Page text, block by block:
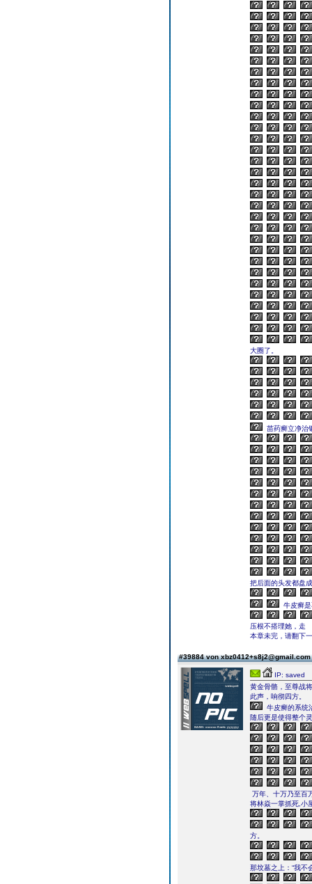
大圈了。
苗药癣立净治
把后面的头发都盘
牛皮癣
压根不搭理她，走
本章未完，请翻下
#39884 von xbz0412+s8j2@gmail.com
IP: saved
黄金骨骼，至尊战
此声，响彻四方。
牛皮癣的系统
随后更是使得整个
万年、十万乃至百
将林焱一掌抓死,小
方。
那坟墓之上：“我